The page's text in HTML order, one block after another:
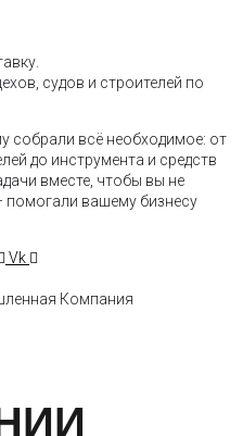
судов и строителей по
собрали всё необходимое: от
до инструмента и средств
вместе, чтобы вы не
помогали вашему бизнесу
Vk
Компания